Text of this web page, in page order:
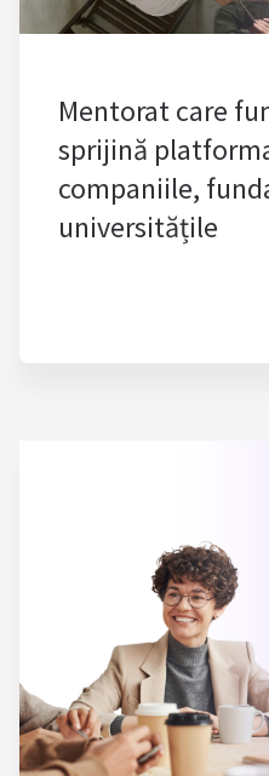
Mentorat care
sprijină
companiile,
universitățile